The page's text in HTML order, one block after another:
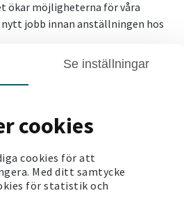
Se inställningar
cookies
cookies för att
Med ditt samtycke
för statistik och
ökar möjligheterna för våra
jobb innan anställningen hos
så jag kontaktade
fastighetsskötare.
ledig tjänst kontaktade Imran